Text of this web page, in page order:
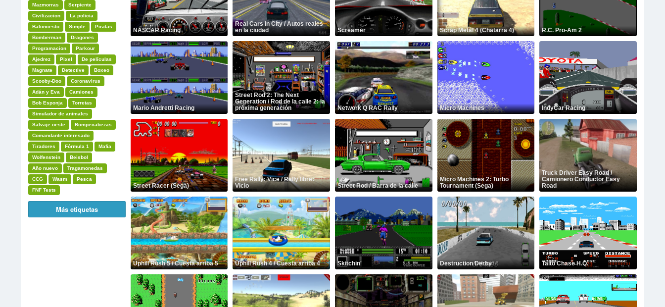
Mazmorras
Serpiente
Civilizacion
La policia
Baloncesto
Simple
Piratas
Bomberman
Dragones
Programacion
Parkour
Ajedrez
Pixel
De películas
Magnate
Detective
Boxeo
Scooby-Doo
Coronavirus
Adán y Eva
Camiones
Bob Esponja
Torretas
Simulador de animales
Salvaje oeste
Rompecabezas
Comandante interesado
Tiradores
Fórmula 1
Mafia
Wolfenstein
Beisbol
Año nuevo
Tragamonedas
CCG
Wasm
Pesca
FNF Tests
Más etiquetas
NASCAR Racing
Real Cars in City / Autos reales
en la ciudad
Screamer Scrap Metal 4 (Chatarra 4) R.C. Pro-Am 2
Mario Andretti Racing
Street Rod 2: The Next
Generation / Rod de la calle 2: la
próxima generación
Network Q RAC Rally Micro Machines IndyCar Racing
Street Racer (Sega)
Free Rally: Vice / Rally libre:
Vicio
Street Rod / Barra de la calle
Micro Machines 2: Turbo
Tournament (Sega)
Truck Driver Easy Road /
Camionero Conductor Easy
Road
Uphill Rush 5 / Cuesta arriba 5 Uphill Rush 4 / Cuesta arriba 4 Skitchin' Destruction Derby Taito Chase H.Q.